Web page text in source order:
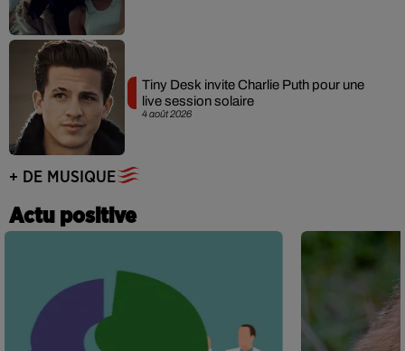
4 août 2026
Tiny Desk invite Charlie Puth pour une
live session solaire
+ DE MUSIQUE
Actu positive